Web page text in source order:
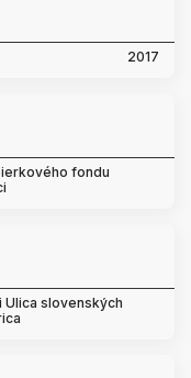
2017
fondu
Ulica slovenských